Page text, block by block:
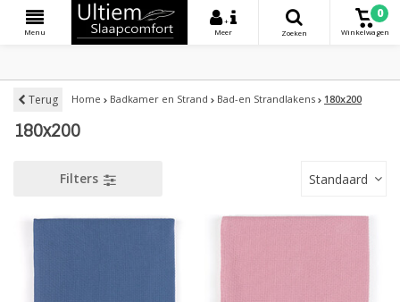
Menu
+
Meer
Zoeken
0
Winkelwagen
Terug Home Badkamer en Strand Bad-en Strandlakens 180x200
180x200
Filters Standaard